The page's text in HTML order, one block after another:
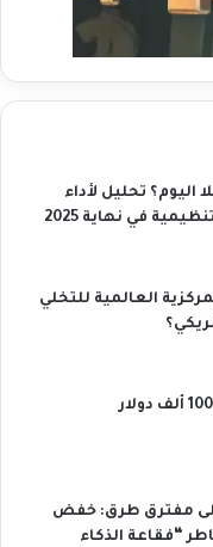
اليوم؟ تحليل لأداء
في نهاية 2025
العالمية للتخلي
على مفترق طرق: خفض
“فقاعة الذكاء